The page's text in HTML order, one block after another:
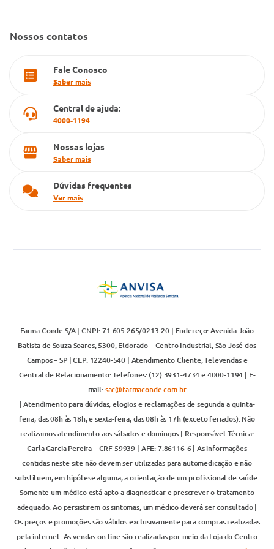
Cartão Grupo Conde
Nossos contatos
Fale Conosco
Saber mais
Central de ajuda:
4000-1194
Nossas lojas
Saber mais
Dúvidas frequentes
Ver mais
Farma Conde S/A | CNPJ: 71.605.265/0213-20 | Endereço: Avenida João
Batista de Souza Soares, 5300, Eldorado – Centro Industrial, São José dos
Campos – SP | CEP: 12240-540 | Atendimento Cliente, Televendas e
Central de Relacionamento: Telefones: (12) 3931-4734 e 4000-1194 | E-
mail:sac@farmaconde.com.br
| Atendimento para dúvidas, elogios e reclamações de segunda a quinta-
feira, das 08h às 18h, e sexta-feira, das 08h às 17h (exceto feriados). Não
realizamos atendimento aos sábados e domingos | Responsável Técnica:
Carla Garcia Pereira – CRF 59939 | AFE: 7.86116-6 | As informações
contidas neste site não devem ser utilizadas para automedicação e não
substituem, em hipótese alguma, a orientação de um profissional de saúde.
Somente um médico está apto a diagnosticar e prescrever o tratamento
adequado. Ao persistirem os sintomas, um médico deverá ser consultado |
Os preços e promoções são válidos exclusivamente para compras realizadas
pela internet. As vendas on-line são realizadas por meio da Loja do Centro